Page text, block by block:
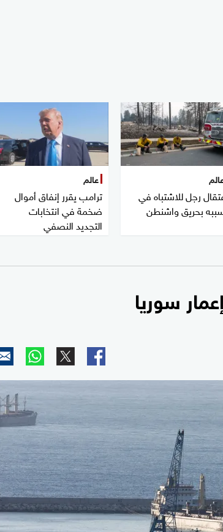
رجل للاشتباه في
بحريق واشنطن
عالم
ترامب يقرر إنفاق أموال
ضخمة في انتخابات
التجديد النصفي
سوريا